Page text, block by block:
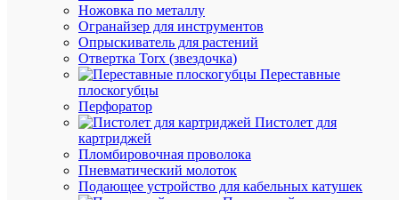
Ножовка по металлу
Огранайзер для инструментов
Опрыскиватель для растений
Отвертка Torx (звездочка)
Переставные
плоскогубцы
Перфоратор
Пистолет для
картриджей
Пломбировочная проволока
Пневматический молоток
Подающее устройство для кабельных катушек